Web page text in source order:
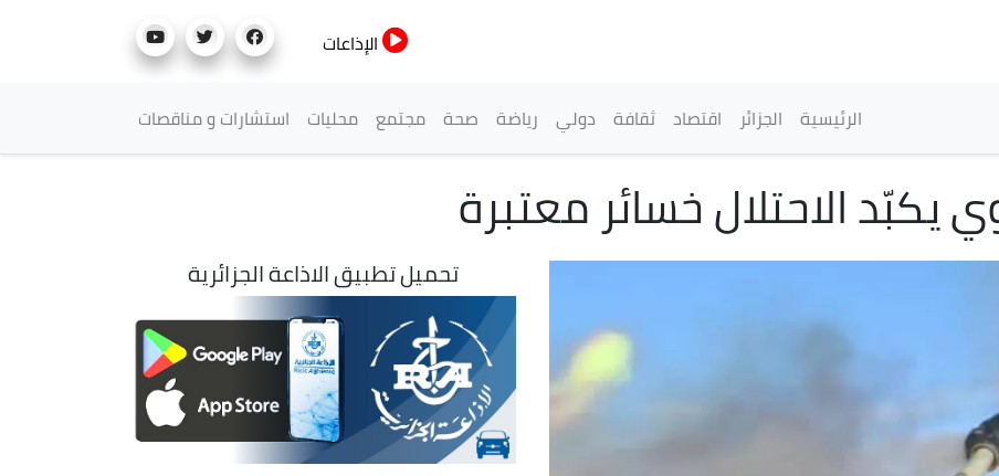
الإذاعات
القائمة الرئيسية
الرئيسية الجزائر اقتصاد ثقافة دولي رياضة صحة مجتمع محليات استشارات و مناقصات
يكبّد الاحتلال خسائر معتبرة
تحميل تطبيق الاذاعة الجزائرية